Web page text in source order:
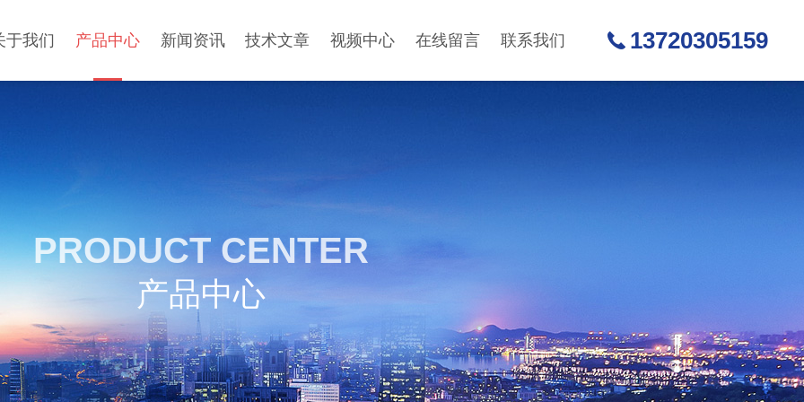
于我们 产品中心 新闻资讯 技术文章 视频中心 在线留言 联系我们 13720305159
PRODUCT CENTER
产品中心